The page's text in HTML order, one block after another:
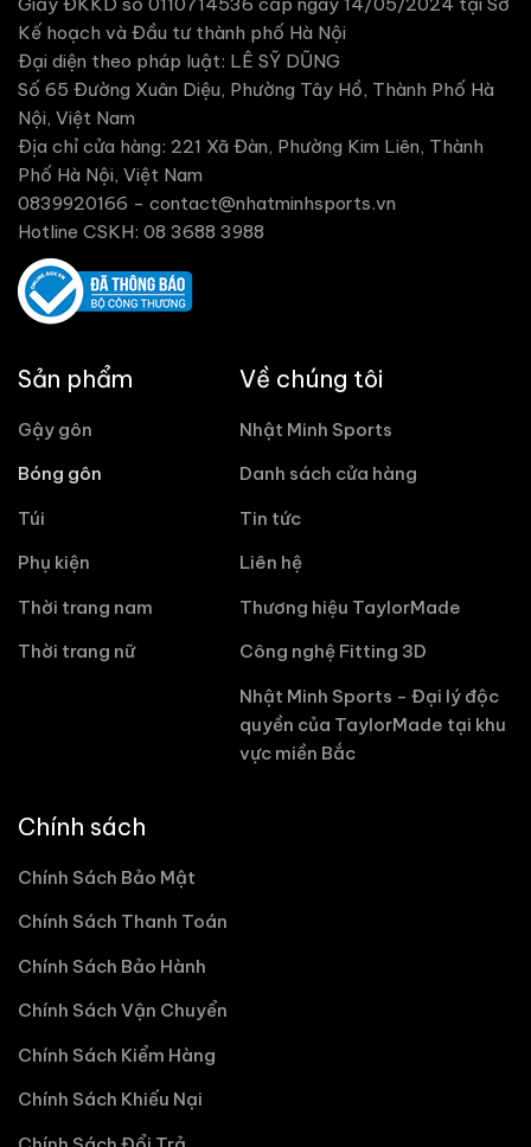
Giấy ĐKKD số 0110714536 cấp ngày 14/05/2024 tại Sở
Kế hoạch và Đầu tư thành phố Hà Nội
Đại diện theo pháp luật: LÊ SỸ DŨNG
Số 65 Đường Xuân Diệu, Phường Tây Hồ, Thành Phố Hà
Nội, Việt Nam
Địa chỉ cửa hàng: 221 Xã Đàn, Phường Kim Liên, Thành
Phố Hà Nội, Việt Nam
0839920166 - contact@nhatminhsports.vn
Hotline CSKH: 08 3688 3988
Sản phẩm
Gậy gôn
Bóng gôn
Túi
Phụ kiện
Thời trang nam
Thời trang nữ
Về chúng tôi
Nhật Minh Sports
Danh sách cửa hàng
Tin tức
Liên hệ
Thương hiệu TaylorMade
Công nghệ Fitting 3D
Nhật Minh Sports - Đại lý độc
quyền của TaylorMade tại khu
vực miền Bắc
Chính sách
Chính Sách Bảo Mật
Chính Sách Thanh Toán
Chính Sách Bảo Hành
Chính Sách Vận Chuyển
Chính Sách Kiểm Hàng
Chính Sách Khiếu Nại